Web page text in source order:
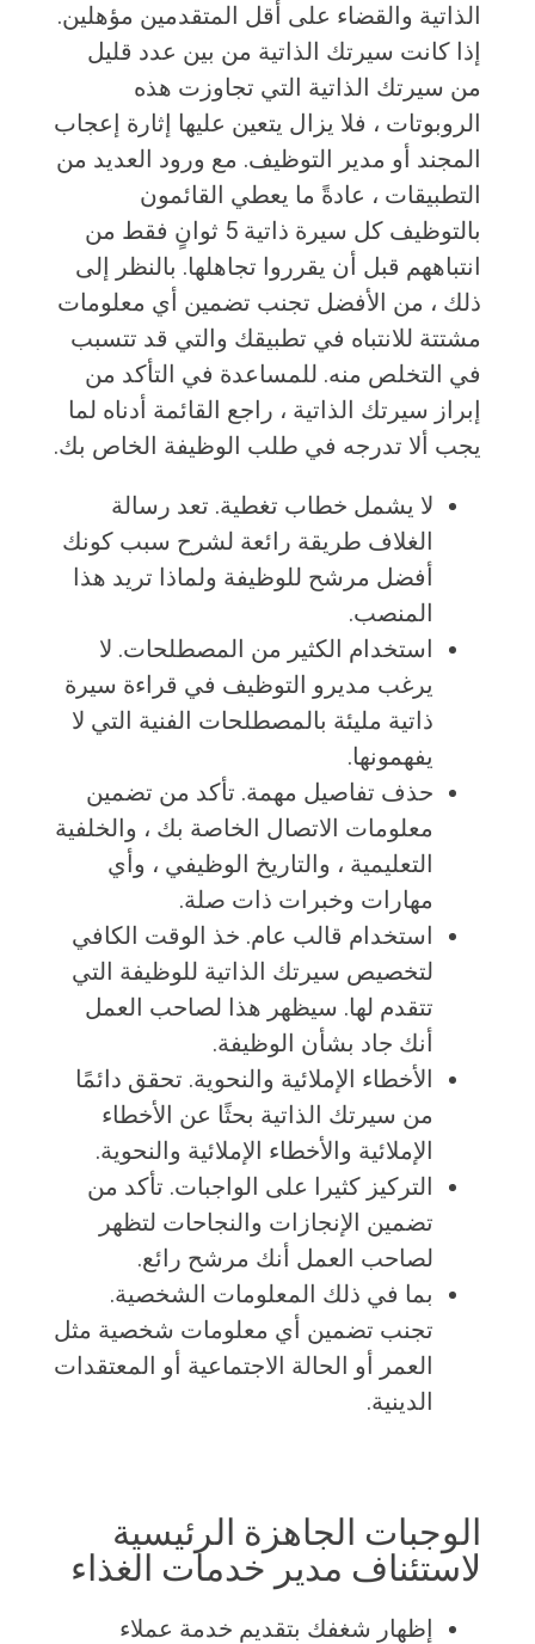
الذاتية والقضاء على أقل المتقدمين مؤهلين.
إذا كانت سيرتك الذاتية من بين عدد قليل
من سيرتك الذاتية التي تجاوزت هذه
الروبوتات ، فلا يزال يتعين عليها إثارة إعجاب
المجند أو مدير التوظيف. مع ورود العديد من
التطبيقات ، عادةً ما يعطي القائمون
بالتوظيف كل سيرة ذاتية 5 ثوانٍ فقط من
انتباههم قبل أن يقرروا تجاهلها. بالنظر إلى
ذلك ، من الأفضل تجنب تضمين أي معلومات
مشتتة للانتباه في تطبيقك والتي قد تتسبب
في التخلص منه. للمساعدة في التأكد من
إبراز سيرتك الذاتية ، راجع القائمة أدناه لما
يجب ألا تدرجه في طلب الوظيفة الخاص بك.
لا يشمل خطاب تغطية. تعد رسالة
الغلاف طريقة رائعة لشرح سبب كونك
أفضل مرشح للوظيفة ولماذا تريد هذا
المنصب.
استخدام الكثير من المصطلحات. لا
يرغب مديرو التوظيف في قراءة سيرة
ذاتية مليئة بالمصطلحات الفنية التي لا
يفهمونها.
حذف تفاصيل مهمة. تأكد من تضمين
معلومات الاتصال الخاصة بك ، والخلفية
التعليمية ، والتاريخ الوظيفي ، وأي
مهارات وخبرات ذات صلة.
استخدام قالب عام. خذ الوقت الكافي
لتخصيص سيرتك الذاتية للوظيفة التي
تتقدم لها. سيظهر هذا لصاحب العمل
أنك جاد بشأن الوظيفة.
الأخطاء الإملائية والنحوية. تحقق دائمًا
من سيرتك الذاتية بحثًا عن الأخطاء
الإملائية والأخطاء الإملائية والنحوية.
التركيز كثيرا على الواجبات. تأكد من
تضمين الإنجازات والنجاحات لتظهر
لصاحب العمل أنك مرشح رائع.
بما في ذلك المعلومات الشخصية.
تجنب تضمين أي معلومات شخصية مثل
العمر أو الحالة الاجتماعية أو المعتقدات
الدينية.
الوجبات الجاهزة الرئيسية
لاستئناف مدير خدمات الغذاء
إظهار شغفك بتقديم خدمة عملاء